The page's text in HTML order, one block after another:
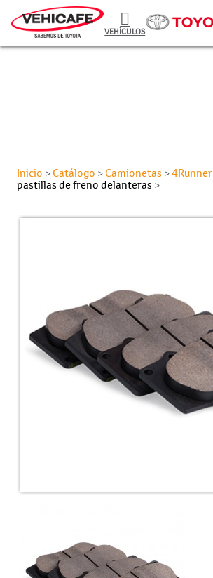
VEHÍCULOS
Inicio > Catálogo > Camionetas >4Runner
pastillas de freno delanteras >